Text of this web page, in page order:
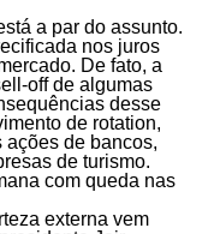
a par do assunto.
nos juros
De fato, a
off de algumas
desse
de rotation,
ações de bancos,
de turismo.
com queda nas
externa vem